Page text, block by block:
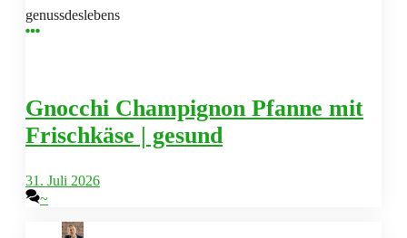
genussdeslebens
Gnocchi Champignon Pfanne mit
Frischkäse | gesund
31. Juli 2026
~